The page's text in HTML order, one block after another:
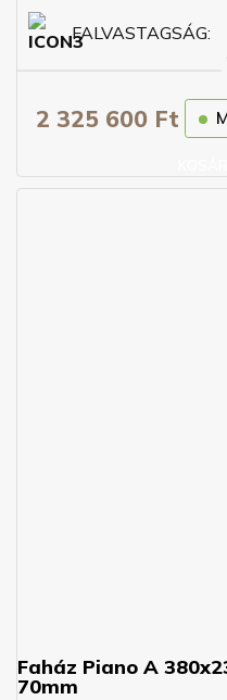
FALVASTAGSÁG
2 325 600 Ft
Faház Piano A
70mm